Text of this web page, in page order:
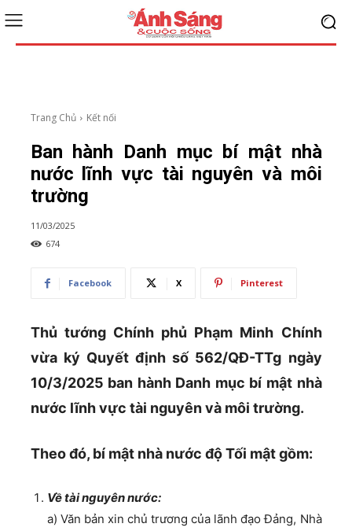
Trang Chủ Kết nối
Ban hành Danh mục bí mật nhà
nước lĩnh vực tài nguyên và môi
trường
11/03/2025
674
Facebook X Pinterest
Thủ tướng Chính phủ Phạm Minh Chính
vừa ký Quyết định số 562/QĐ-TTg ngày
10/3/2025 ban hành Danh mục bí mật nhà
nước lĩnh vực tài nguyên và môi trường.
Theo đó, bí mật nhà nước độ Tối mật gồm:
Về tài nguyên nước:
a) Văn bản xin chủ trương của lãnh đạo Đảng, Nhà